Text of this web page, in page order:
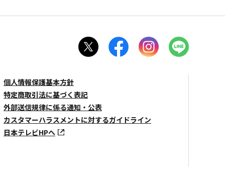
個人情報保護基本方針
特定商取引法に基づく表記
外部送信規律に係る通知・公表
カスタマーハラスメントに対するガイドライン
日本テレビHPへ